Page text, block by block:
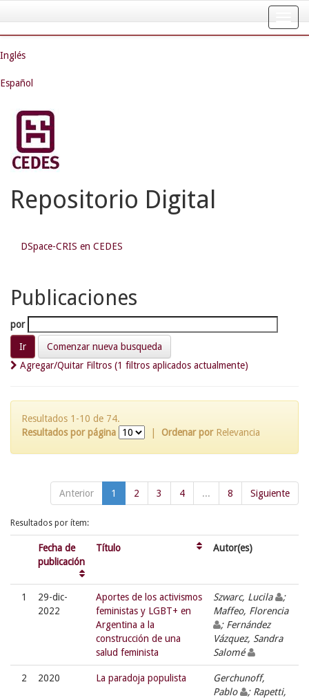
navigation
Inglés
Español
Repositorio Digital
DSpace-CRIS en CEDES
Publicaciones
por
Comenzar nueva busqueda
Agregar/Quitar Filtros (1 filtros aplicados actualmente)
Resultados 1-10 de 74.
Resultados por página
Ordenar por Relevancia
Anterior 1 2 3 4 ... 8 Siguiente
Resultados por ítem:
Fecha de
publicación
Título Autor(es)
1
29-dic-
2022
Aportes de los activismos
feministas y LGBT+ en
Argentina a la
construcción de una
salud feminista
Szwarc, Lucila
;
Maffeo, Florencia
; Fernández
Vázquez, Sandra
Salomé
2 2020 La paradoja populista
Gerchunoff,
Pablo
; Rapetti,